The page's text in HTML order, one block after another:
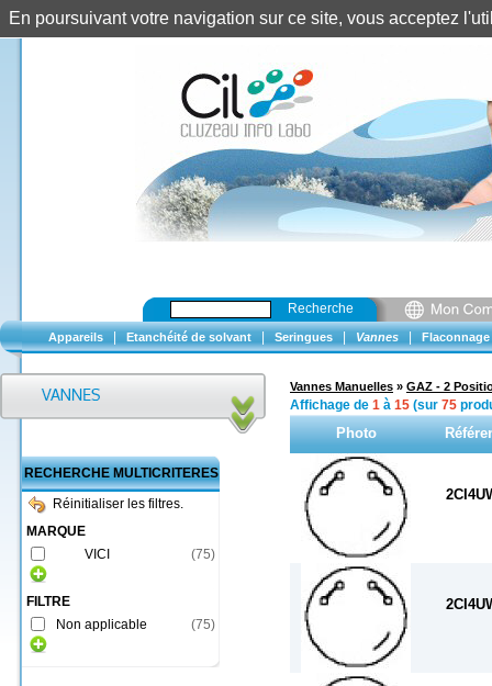
Recherche
Appareils Etanchéité de solvant Seringues Vannes Flaconnage
RECHERCHE MULTICRITERES
Réinitialiser les filtres.
MARQUE
VICI
(75)
FILTRE
Non applicable
(75)
Vannes Manuelles » GAZ - 2
Affichage de 1 à 15 (sur 75
Photo
En poursuivant votre navigation sur ce site, vous acceptez